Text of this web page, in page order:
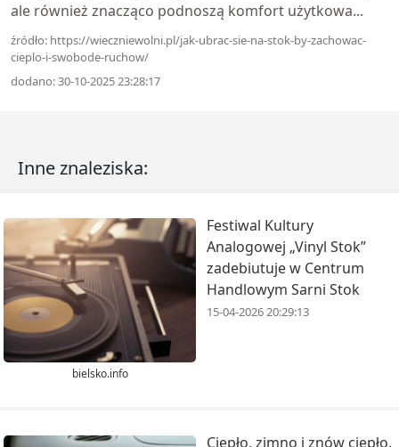
ale również znacząco podnoszą komfort użytkowa...
źródło: https://wieczniewolni.pl/jak-ubrac-sie-na-stok-by-zachowac-
cieplo-i-swobode-ruchow/
dodano: 30-10-2025 23:28:17
Inne znaleziska:
bielsko.info
Festiwal Kultury
Analogowej „Vinyl Stok”
zadebiutuje w Centrum
Handlowym Sarni Stok
15-04-2026 20:29:13
Ciepło, zimno i znów ciepło.